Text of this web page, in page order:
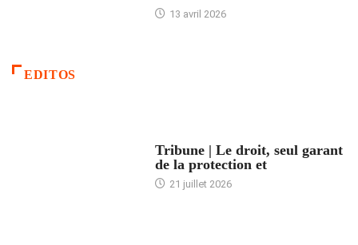
13 avril 2026
EDITOS
Tribune | Le droit, seul garant
de la protection et
21 juillet 2026